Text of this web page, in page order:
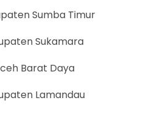
Sumba Timur
Sukamara
Barat Daya
Lamandau